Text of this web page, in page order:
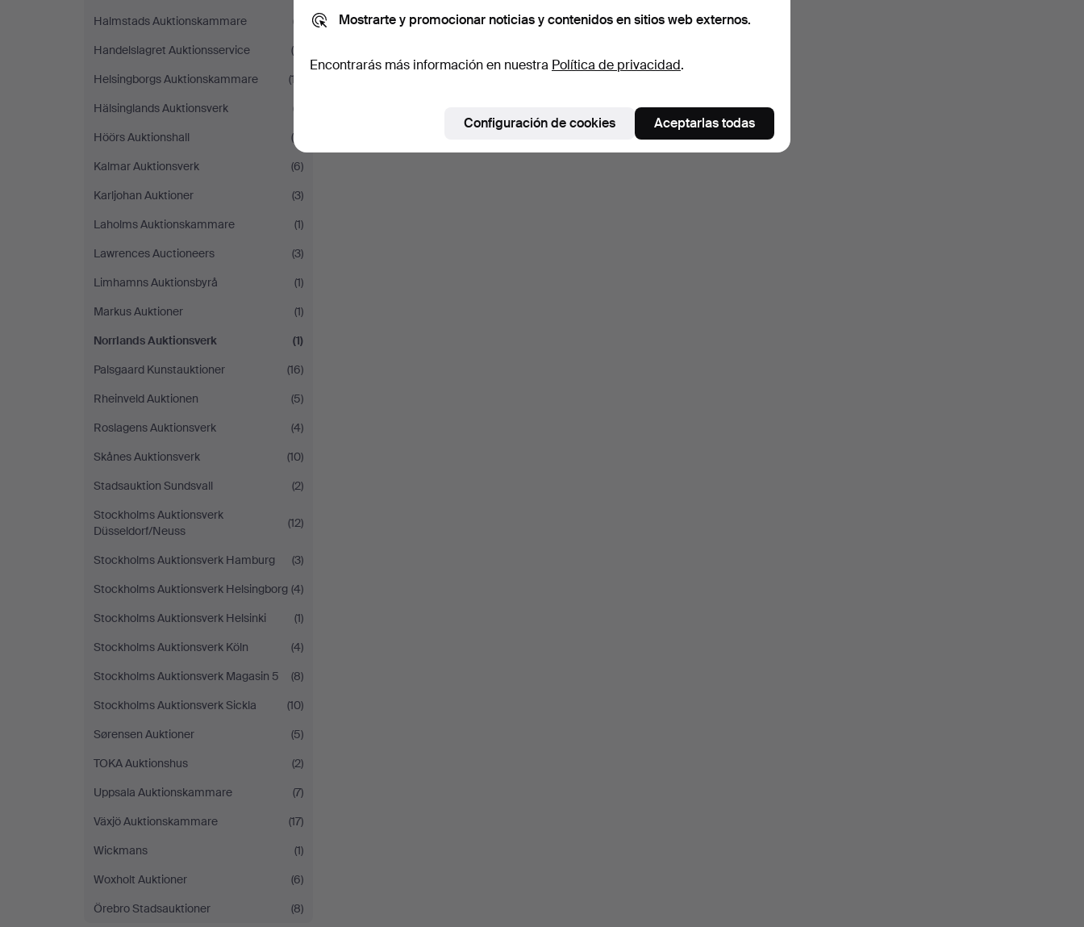
Halmstads Auktionskammare
(7)
Handelslagret Auktionsservice
(6)
Helsingborgs Auktionskammare
(17)
Hälsinglands Auktionsverk
(7)
Höörs Auktionshall
(6)
Kalmar Auktionsverk
(6)
Karljohan Auktioner
(3)
Laholms Auktionskammare
(1)
Lawrences Auctioneers
(3)
Limhamns Auktionsbyrå
(1)
Markus Auktioner
(1)
Norrlands Auktionsverk
(1)
Palsgaard Kunstauktioner
(16)
Rheinveld Auktionen
(5)
Roslagens Auktionsverk
(4)
Skånes Auktionsverk
(10)
Stadsauktion Sundsvall
(2)
Stockholms Auktionsverk
Düsseldorf/Neuss
(12)
Stockholms Auktionsverk Hamburg
(3)
Stockholms Auktionsverk Helsingborg (4)
Stockholms Auktionsverk Helsinki
(1)
Stockholms Auktionsverk Köln
(4)
Stockholms Auktionsverk Magasin 5
(8)
Stockholms Auktionsverk Sickla
(10)
Sørensen Auktioner
(5)
TOKA Auktionshus
(2)
Uppsala Auktionskammare
(7)
Växjö Auktionskammare
(17)
Wickmans
(1)
Woxholt Auktioner
(6)
Örebro Stadsauktioner
(8)
Mostrarte y promocionar noticias y contenidos en sitios web externos.
Encontrarás más información en nuestra Política de privacidad.
Configuración de cookies Aceptarlas todas